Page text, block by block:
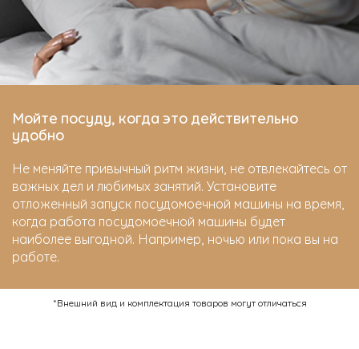
Мойте посуду, когда это действительно
удобно
Не меняйте привычный ритм жизни, не отвлекайтесь от
важных дел и любимых занятий. Установите
отложенный запуск посудомоечной машины на время,
когда работа посудомоечной машины будет
наиболее выгодной. Например, ночью или пока вы на
работе.
*Внешний вид и комплектация товаров могут отличаться